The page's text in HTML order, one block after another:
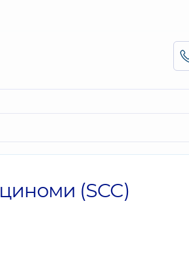
(SCC)